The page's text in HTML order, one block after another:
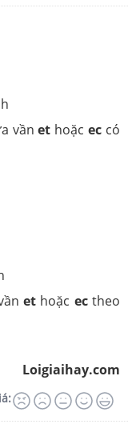
vầnet hoặcec có
et hoặc ectheo
Loigiaihay.com